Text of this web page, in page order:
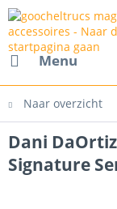
Menu
Naar overzicht
magische
Dani
Signature